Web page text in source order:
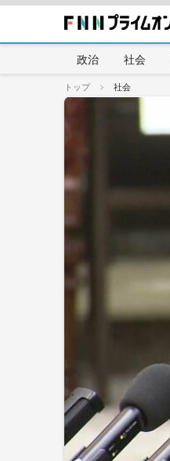
政治 社会
トップ 社会